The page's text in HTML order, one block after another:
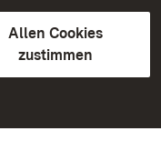
Allen Cookies
zustimmen